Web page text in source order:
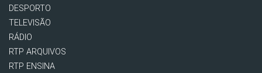
DESPORTO
TELEVISÃO
RÁDIO
RTP ARQUIVOS
RTP ENSINA